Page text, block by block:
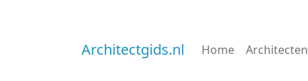
Architectgids.nl Home Architecten